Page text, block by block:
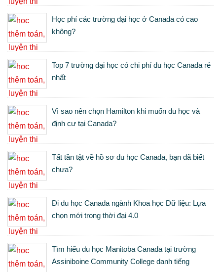
Học phí các trường đại học ở Canada có cao
không?
Top 7 trường đại học có chi phí du học Canada rẻ
nhất
Vì sao nên chọn Hamilton khi muốn du học và
định cư tại Canada?
Tất tần tật về hồ sơ du học Canada, bạn đã biết
chưa?
Đi du học Canada ngành Khoa học Dữ liệu: Lựa
chọn mới trong thời đại 4.0
Tìm hiểu du học Manitoba Canada tại trường
Assiniboine Community College danh tiếng